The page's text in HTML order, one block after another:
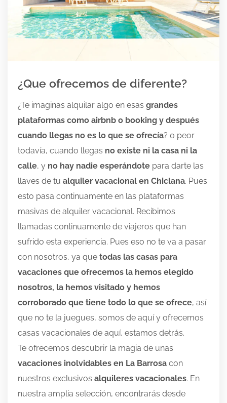
¿Que ofrecemos de diferente?
¿Te imaginas alquilar algo en esas grandes
plataformas como airbnb o booking y después
cuando llegas no es lo que se ofrecía? o peor
todavía, cuando llegas no existe ni la casa ni la
calle, y no hay nadie esperándote para darte las
llaves de tu alquiler vacacional en Chiclana. Pues
esto pasa continuamente en las plataformas
masivas de alquiler vacacional. Recibimos
llamadas continuamente de viajeros que han
sufrido esta experiencia. Pues eso no te va a pasar
con nosotros, ya que todas las casas para
vacaciones que ofrecemos la hemos elegido
nosotros, la hemos visitado y hemos
corroborado que tiene todo lo que se ofrece, así
que no te la juegues, somos de aquí y ofrecemos
casas vacacionales de aquí, estamos detrás.
Te ofrecemos descubrir la magia de unas
vacaciones inolvidables en La Barrosa con
nuestros exclusivos alquileres vacacionales. En
nuestra amplia selección, encontrarás desde